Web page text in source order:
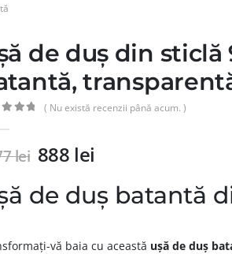
de duș din sticlă
( Nu există recenzii până acum. )
lei 888 lei
de duș batantă
vă baia cu această ușă de duș